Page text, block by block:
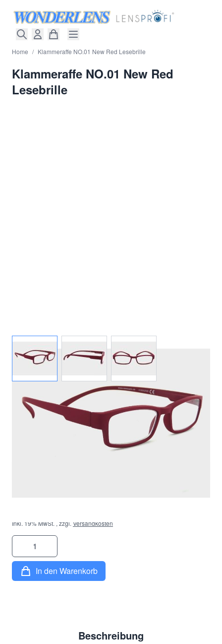
Home / Klammeraffe NO.01 New Red Lesebrille
Klammeraffe NO.01 New Red
Lesebrille
View larger image
Lieferzeit: ca. 2-3 Werktage
Korrektionswerte
Inkl. 19% MwSt. , zzgl. Versandkosten
Menge
In den Warenkorb
Beschreibung